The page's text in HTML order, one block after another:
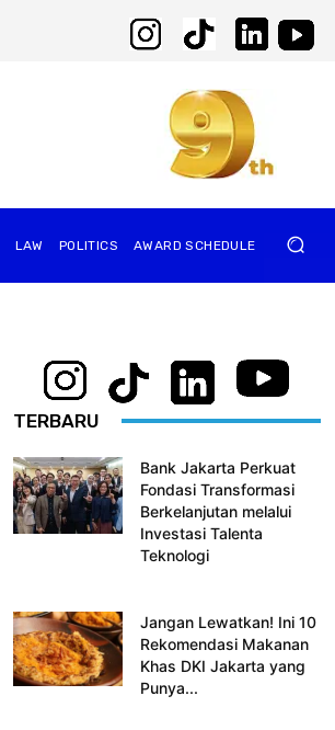
⁠LAW POLITICS AWARD SCHEDULE
TERBARU
Bank Jakarta Perkuat
Fondasi Transformasi
Berkelanjutan melalui
Investasi Talenta
Teknologi
Jangan Lewatkan! Ini 10
Rekomendasi Makanan
Khas DKI Jakarta yang
Punya...